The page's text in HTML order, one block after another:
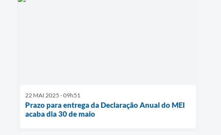
22 MAI 2025 - 09h51
Prazo para entrega da Declaração Anual do MEI
acaba dia 30 de maio